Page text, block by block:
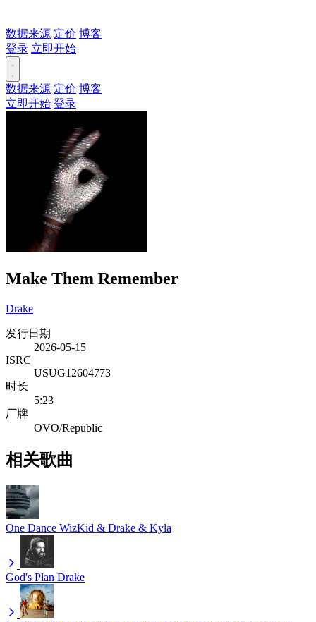
数据来源 定价 博客
登录 立即开始
数据来源 定价 博客
立即开始 登录
Make Them Remember
Drake
发行日期
2026-05-15
ISRC
USUG12604773
时长
5:23
厂牌
OVO/Republic
相关歌曲
One Dance WizKid & Drake & Kyla
God's Plan Drake